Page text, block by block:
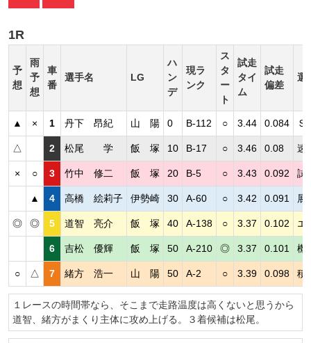
1R
予
想
雨
予
想
車
番
選手名 LG
ハ
ン
デ
現ラ
ンク
ス
タ
ー
ト
試走
タイ
ム
試走
偏差
選
▲ × 1 丹下 昂紀 山 陽 0 B-112 ○ 3.44 0.084 Ｓ
△ 2 松尾 学 飯 塚 10 B-17 ○ 3.46 0.08 速
× ○ 3 竹中 修二 飯 塚 20 B-5 ○ 3.43 0.092 試
▲ 4 高橋 絵莉子 伊勢崎 30 A-60 ○ 3.42 0.091 展
◎ ◎ 5 道智 亮介 飯 塚 40 A-138 ○ 3.37 0.102 エ
6 吉松 優輝 飯 塚 50 A-210 ◎ 3.37 0.101 機
○ △ 7 緒方 浩一 山 陽 50 A-2 ○ 3.39 0.098 積
１レースの時間帯なら、そこまで走路温度は高くないと思うから
道智、緒方がまくり主体に攻め上げる。３着候補は松尾。